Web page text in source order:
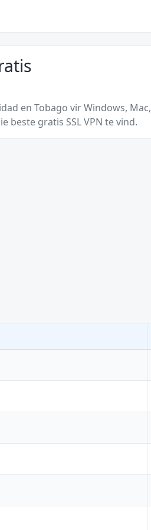
en Tobago vir Windows, Mac,
beste gratis SSL VPN te vind.